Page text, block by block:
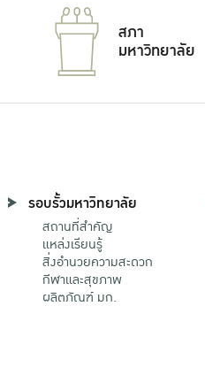
สภา
มหาวิทยาลัย
รอบรั้วมหาวิทยาลัย
สถานที่สำคัญ
แหล่งเรียนรู้
สิ่งอำนวยความสะดวก
กีฬาและสุขภาพ
ผลิตภัณฑ์ มก.